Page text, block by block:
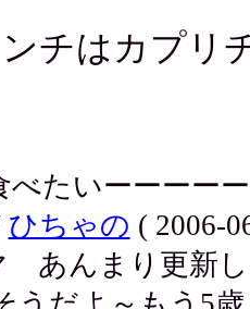
チはカプリ
べたいーーーー
ひちゃの ( 2006-
あんまり更新し